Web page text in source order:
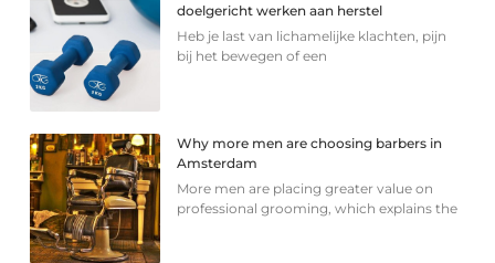
doelgericht werken aan herstel
Heb je last van lichamelijke klachten, pijn
bij het bewegen of een
Why more men are choosing barbers in
Amsterdam
More men are placing greater value on
professional grooming, which explains the